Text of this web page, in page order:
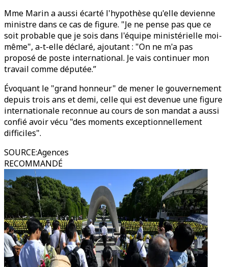
Mme Marin a aussi écarté l'hypothèse qu'elle devienne
ministre dans ce cas de figure. "Je ne pense pas que ce
soit probable que je sois dans l'équipe ministérielle moi-
même", a-t-elle déclaré, ajoutant : "On ne m'a pas
proposé de poste international. Je vais continuer mon
travail comme députée.”
Évoquant le "grand honneur" de mener le gouvernement
depuis trois ans et demi, celle qui est devenue une figure
internationale reconnue au cours de son mandat a aussi
confié avoir vécu "des moments exceptionnellement
difficiles".
SOURCE:Agences
RECOMMANDÉ